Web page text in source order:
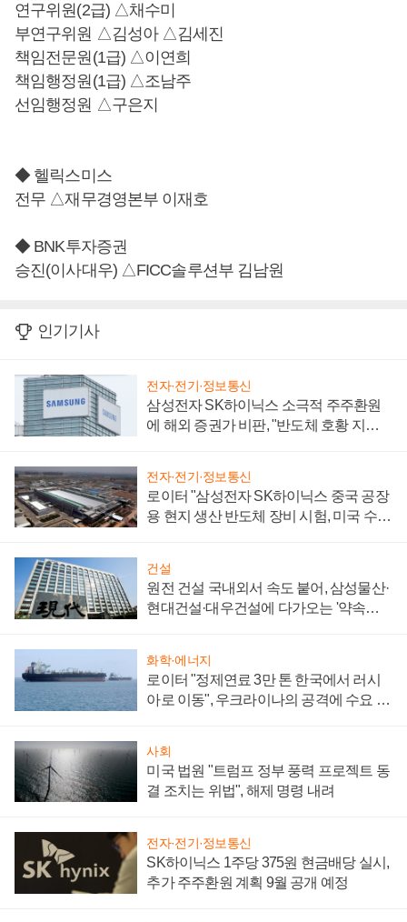
연구위원(2급) △채수미
부연구위원 △김성아 △김세진
책임전문원(1급) △이연희
책임행정원(1급) △조남주
선임행정원 △구은지
◆ 헬릭스미스
전무 △재무경영본부 이재호
◆ BNK투자증권
승진(이사대우) △FICC솔루션부 김남원
인기기사
전자·전기·정보통신
삼성전자 SK하이닉스 소극적 주주환원
에 해외 증권가 비판, "반도체 호황 지속
전자·전기·정보통신
로이터 "삼성전자 SK하이닉스 중국 공장
용 현지 생산 반도체 장비 시험, 미국 수출
건설
원전 건설 국내외서 속도 붙어, 삼성물산·
현대건설·대우건설에 다가오는 '약속의
화학·에너지
로이터 "정제연료 3만 톤 한국에서 러시
아로 이동", 우크라이나의 공격에 수요 늘
사회
미국 법원 "트럼프 정부 풍력 프로젝트 동
결 조치는 위법", 해제 명령 내려
전자·전기·정보통신
SK하이닉스 1주당 375원 현금배당 실시,
추가 주주환원 계획 9월 공개 예정